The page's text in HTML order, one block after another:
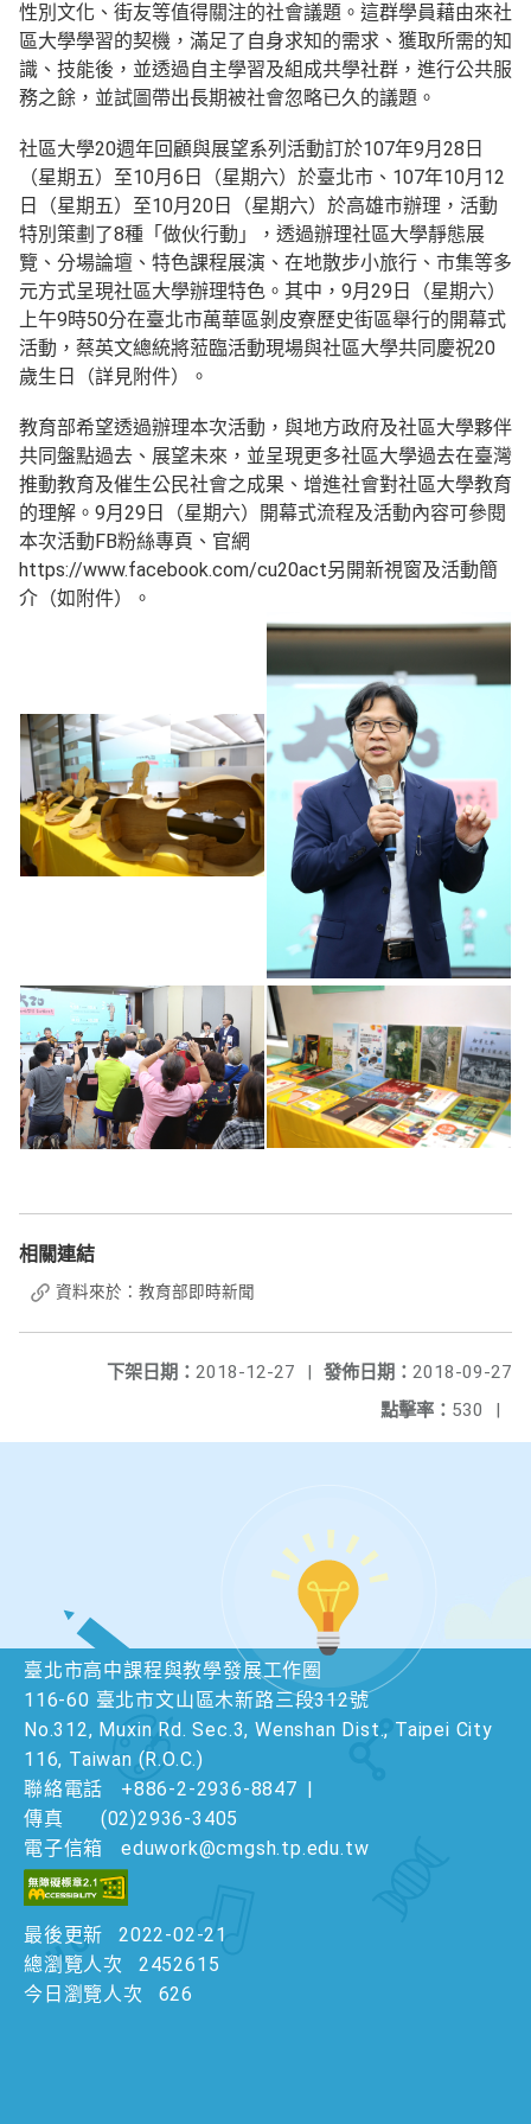
性別文化、街友等值得關注的社會議題。這群學員藉由來社
區大學學習的契機，滿足了自身求知的需求、獲取所需的知
識、技能後，並透過自主學習及組成共學社群，進行公共服
務之餘，並試圖帶出長期被社會忽略已久的議題。
社區大學20週年回顧與展望系列活動訂於107年9月28日
（星期五）至10月6日（星期六）於臺北市、107年10月12
日（星期五）至10月20日（星期六）於高雄市辦理，活動
特別策劃了8種「做伙行動」，透過辦理社區大學靜態展
覽、分場論壇、特色課程展演、在地散步小旅行、市集等多
元方式呈現社區大學辦理特色。其中，9月29日（星期六）
上午9時50分在臺北市萬華區剝皮寮歷史街區舉行的開幕式
活動，蔡英文總統將蒞臨活動現場與社區大學共同慶祝20
歲生日（詳見附件）。
教育部希望透過辦理本次活動，與地方政府及社區大學夥伴
共同盤點過去、展望未來，並呈現更多社區大學過去在臺灣
推動教育及催生公民社會之成果、增進社會對社區大學教育
的理解。9月29日（星期六）開幕式流程及活動內容可參閱
本次活動FB粉絲專頁、官網
https://www.facebook.com/cu20act另開新視窗及活動簡
介（如附件）。
相關連結
資料來於：教育部即時新聞
發佈日期： 2018-09-27
下架日期： 2018-12-27
|
點擊率： 530 |
臺北市高中課程與教學發展工作圈
116-60 臺北市文山區木新路三段312號
No.312, Muxin Rd. Sec.3, Wenshan Dist., Taipei City
116, Taiwan (R.O.C.)
聯絡電話
+886-2-2936-8847 |
傳真
(02)2936-3405
電子信箱
eduwork@cmgsh.tp.edu.tw
最後更新
2022-02-21
總瀏覽人次
2452615
今日瀏覽人次
626